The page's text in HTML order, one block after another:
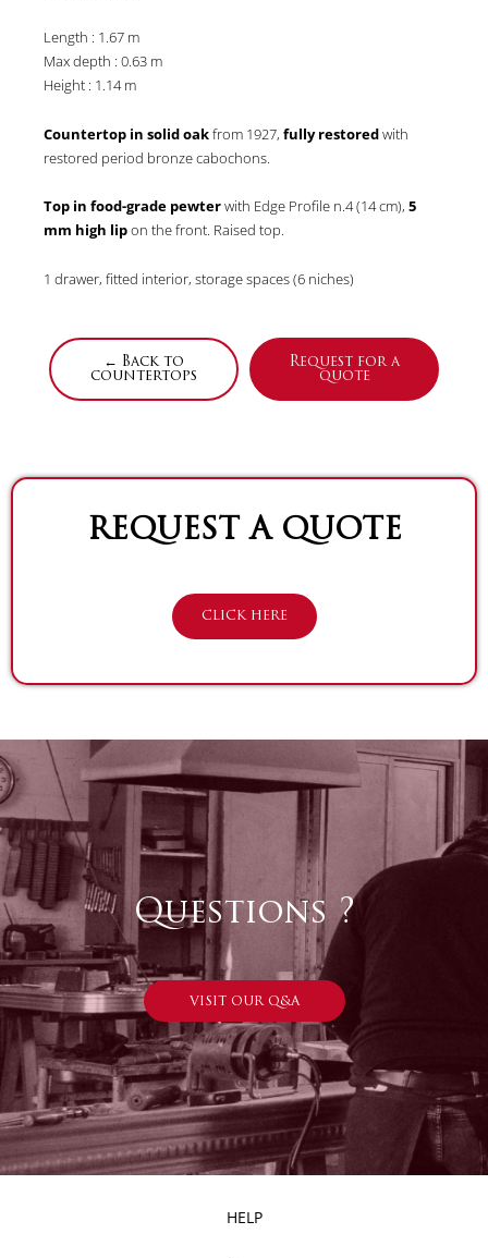
Length : 1.67 m
Max depth : 0.63 m
Height : 1.14 m
Countertop in solid oakfrom 1927, fully restoredwith
restored period bronze cabochons.
Top in food-grade pewterwith Edge Profile n.4 (14 cm), 5
mm high lipon the front. Raised top.
1 drawer, fitted interior, storage spaces (6 niches)
← Back to
countertops
Request for a
quote
REQUEST A QUOTE
CLICK HERE
Questions ?
VISIT OUR Q&A
HELP